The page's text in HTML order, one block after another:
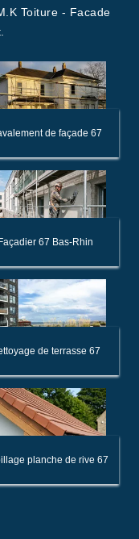
Toiture - Facade
de façade 67
Façadier 67 Bas-Rhin
de terrasse 67
planche de rive 67